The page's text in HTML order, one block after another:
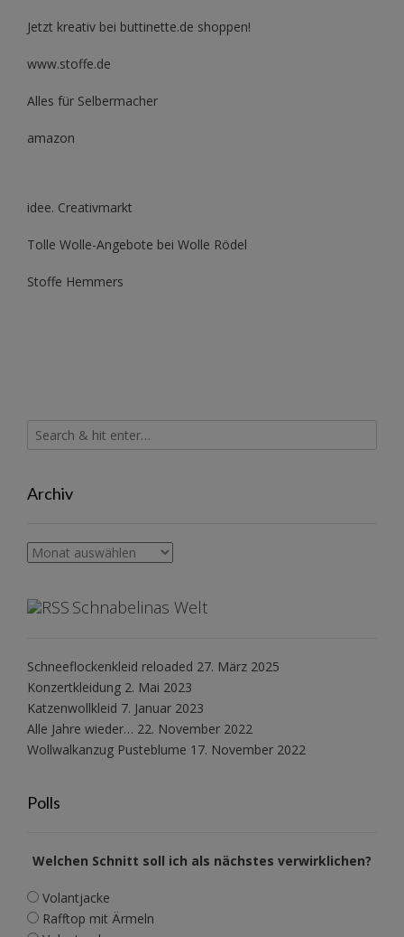
Jetzt kreativ bei buttinette.de shoppen!
www.stoffe.de
Alles für Selbermacher
amazon
idee. Creativmarkt
Tolle Wolle-Angebote bei Wolle Rödel
Stoffe Hemmers
Archiv
Archiv
Schnabelinas Welt
Schneeflockenkleid reloaded 27. März 2025
Konzertkleidung 2. Mai 2023
Katzenwollkleid 7. Januar 2023
Alle Jahre wieder… 22. November 2022
Wollwalkanzug Pusteblume 17. November 2022
Polls
Welchen Schnitt soll ich als nächstes verwirklichen?
Volantjacke
Rafftop mit Ärmeln